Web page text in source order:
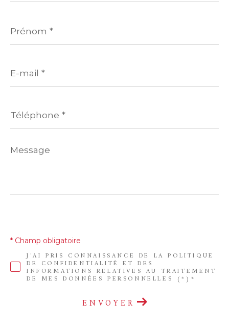
*
mail
*
*
Message
*
J'AI PRIS CONNAISSANCE DE LA POLITIQUE
DE CONFIDENTIALITÉ ET DES
INFORMATIONS RELATIVES AU TRAITEMENT
DE MES DONNÉES PERSONNELLES (*)*
* Champ obligatoire
ENVOYER